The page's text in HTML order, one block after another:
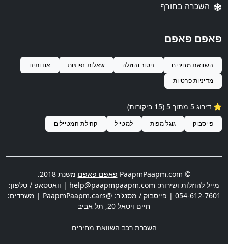
השכרה בחורף
פאפם פאפם
השוואת מחירים ניטור והוזלה שאלות נפוצות
אודותינו
מדיניות פרטיות
⭐️ דירוג 5 מתוך 5 ( 15 ביקורות)
פייסבוק גוגל מפות למטייל קהילת המטיילים
© PaapmPaapm.com פאפם פאפם משנת 2018.
מייל להוזלות ושירות: help@paapmpaapm.com | וואטסאפ / טלפון:
054-612-7601 | פייסבוק / מסנג'ר: @PaapmPaapm.cars | משרדים:
חיים ויטאל 20
, תל אביב
השכרת רכב השוואת מחירים